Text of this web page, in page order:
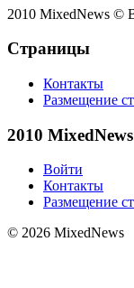
2010 MixedNews ©
Страницы
Контакты
Размещение
2010
Войти
Контакты
Размещение
© 2026 MixedNews